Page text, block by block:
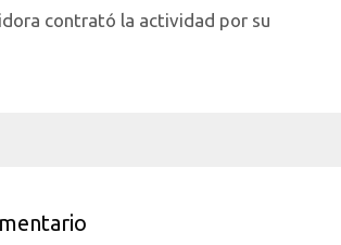
contrató la actividad por su